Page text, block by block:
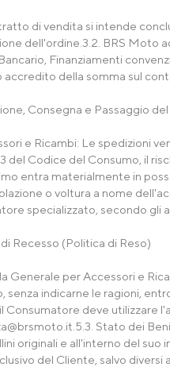
di vendita si intende
dell'ordine.3.2. BRS Moto
Finanziamenti
della somma sul
Consegna e Passaggio del
e Ricambi: Le spedizioni
del Codice del Consumo, il
entra materialmente in
o voltura a nome
specializzato, secondo gli
Recesso (Politica di Reso)
Generale per Accessori e
senza indicarne le ragioni,
Consumatore deve utilizzare
.5.3. Stato dei
originali e all'interno del suo
del Cliente, salvo